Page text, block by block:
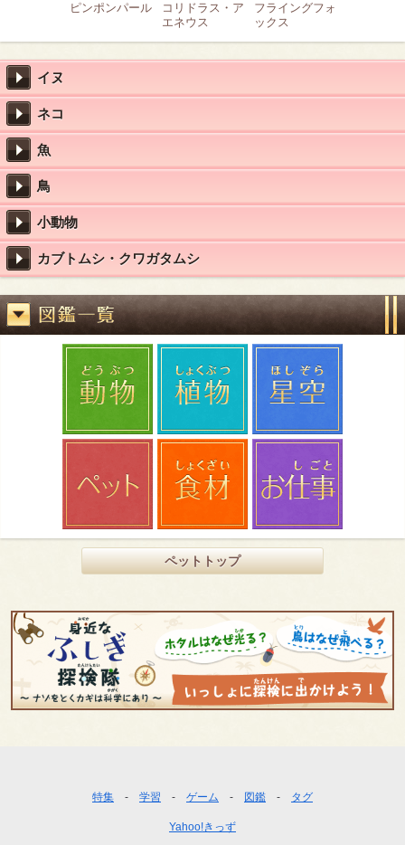
ピンポンパール
コリドラス・ア
エネウス
フライングフォ
ックス
イヌ
ネコ
魚
鳥
小動物
カブトムシ・クワガタムシ
ペットトップ
特集 学習 ゲーム 図鑑 タグ
Yahoo!きっず